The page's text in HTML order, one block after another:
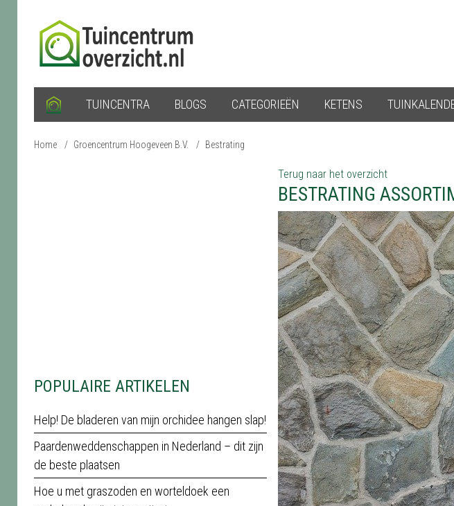
TUINCENTRA BLOGS CATEGORIEËN KETENS
Home / Groencentrum Hoogeveen B.V. / Bestrating
POPULAIRE ARTIKELEN
Help! De bladeren van mijn orchidee hangen slap!
Paardenweddenschappen in Nederland – dit zijn
de beste plaatsen
Hoe u met graszoden en worteldoek een
Terug naar het overzicht
BESTRATING